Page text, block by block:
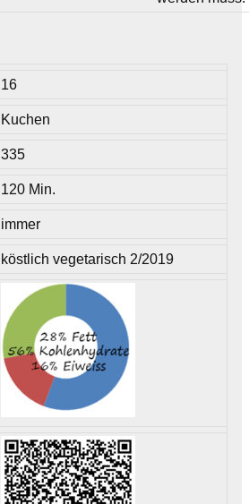
16
Kuchen
335
120 Min.
immer
köstlich vegetarisch 2/2019